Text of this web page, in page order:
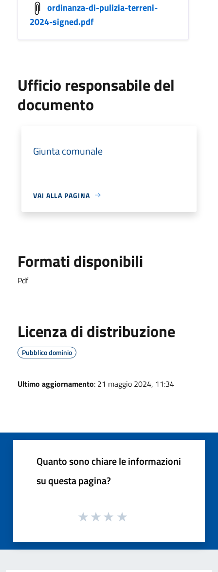
ordinanza-di-pulizia-terreni-
2024-signed.pdf
Ufficio responsabile del
documento
Giunta comunale
VAI ALLA PAGINA
Formati disponibili
Pdf
Licenza di distribuzione
Pubblico dominio
Ultimo aggiornamento: 21 maggio 2024, 11:34
Quanto sono chiare le informazioni
su questa pagina?